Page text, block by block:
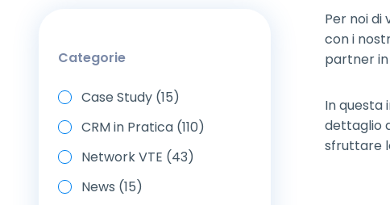
Per noi
con i
partner
In questa
dettaglio
sfruttare
Categorie
Case Study (15)
CRM in Pratica (110)
Network VTE (43)
News (15)